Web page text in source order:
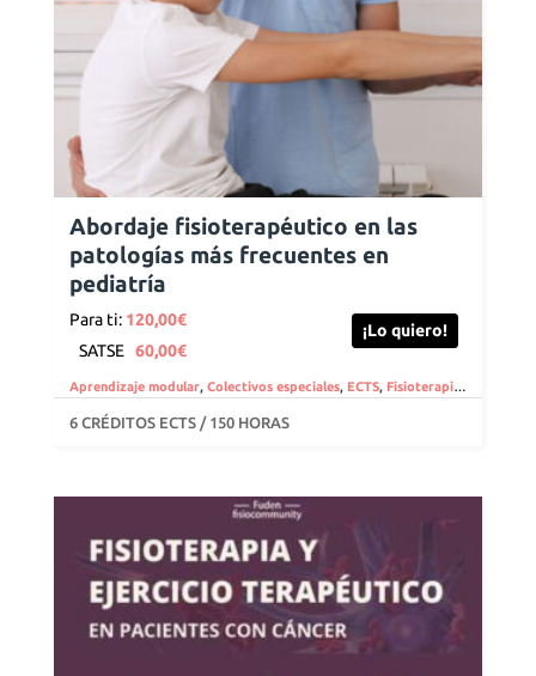
Abordaje fisioterapéutico en las
patologías más frecuentes en
pediatría
Para ti: 120,00€
SATSE 60,00€
¡Lo quiero!
Aprendizaje modular, Colectivos especiales, ECTS, Fisioterapia ,
6 CRÉDITOS ECTS / 150 HORAS